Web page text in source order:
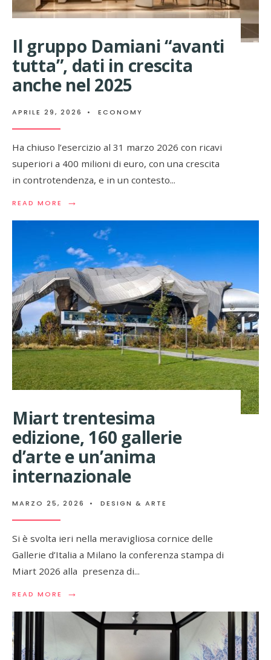
Il gruppo Damiani “avanti
tutta”, dati in crescita
anche nel 2025
APRILE 29, 2026 • ECONOMY
Ha chiuso l’esercizio al 31 marzo 2026 con ricavi
superiori a 400 milioni di euro, con una crescita
in controtendenza, e in un contesto...
READ MORE →
READ
GRUPPO
DAMIANI
“AVANTI
TUTTA”,
DATI
IN
CRESCITA
ANCHE
NEL
2025
Miart trentesima
edizione, 160 gallerie
d’arte e un’anima
internazionale
MARZO 25, 2026 • DESIGN & ARTE
Si è svolta ieri nella meravigliosa cornice delle
Gallerie d’Italia a Milano la conferenza stampa di
Miart 2026 alla presenza di...
READ MORE →
READ
MIART
TRENTESIMA